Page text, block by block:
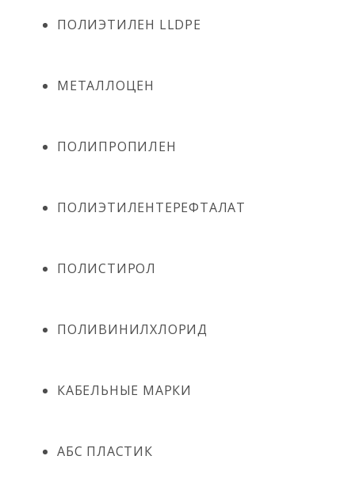
ПОЛИЭТИЛЕН LLDPE
МЕТАЛЛОЦЕН
ПОЛИПРОПИЛЕН
ПОЛИЭТИЛЕНТЕРЕФТАЛАТ
ПОЛИСТИРОЛ
ПОЛИВИНИЛХЛОРИД
КАБЕЛЬНЫЕ МАРКИ
АБС ПЛАСТИК